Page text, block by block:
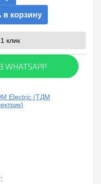
в корзину
клик
Electric (ТДМ